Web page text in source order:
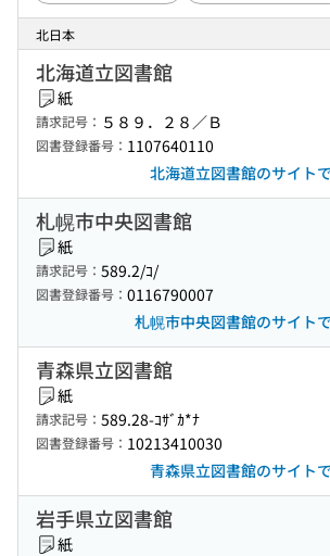
北日本
北海道立図書館
紙
請求記号： ５８９．２８／Ｂ
図書登録番号： 1107640110
北海道立図書館のサイト
札幌市中央図書館
紙
請求記号： 589.2/ｺ/
図書登録番号： 0116790007
札幌市中央図書館のサイト
青森県立図書館
紙
請求記号： 589.28-ｺｻﾞｶ*ﾅ
図書登録番号： 10213410030
青森県立図書館のサイト
岩手県立図書館
紙